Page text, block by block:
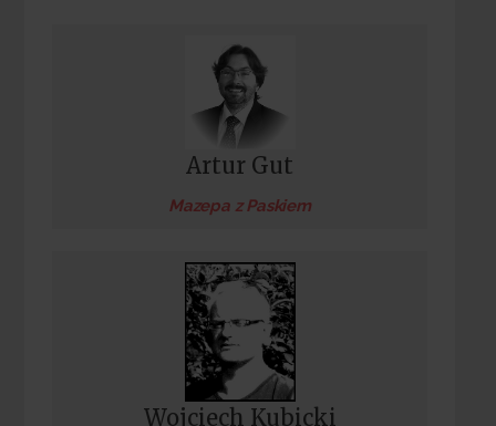
Artur Gut
Mazepa z Paskiem
Wojciech Kubicki